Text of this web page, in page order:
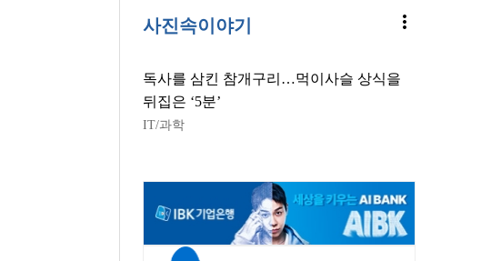
사진속이야기 more_vert
독사를 삼킨 참개구리…먹이사슬 상식을
뒤집은 ‘5분’
IT/과학